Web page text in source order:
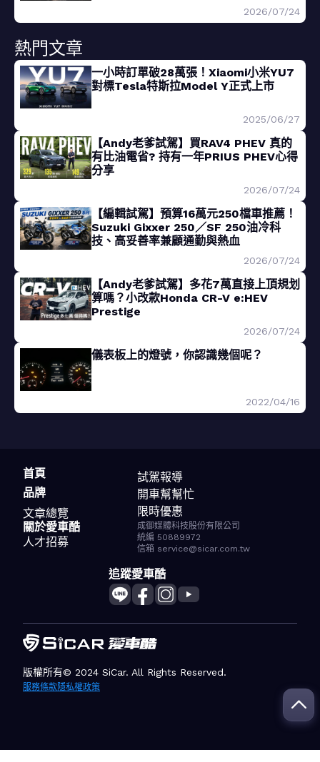
2026/07/24
熱門文章
一小時訂單破28萬張！Xiaomi小米YU7
對標Tesla特斯拉Model Y正式上市
2025/06/27
【Andy老爹試駕】買RAV4 PHEV 真的
有比油電省? 持有一年PRIUS PHEV心得
分享
2026/07/24
【編輯試駕】預算16萬元250檔車推薦！
Suzuki Gixxer 250／SF 250油冷科
技、高妥善率兼顧通勤與熱血
2026/07/24
【Andy老爹試駕】多花7萬直接上頂規划
算嗎？小改款Honda CR-V e:HEV
Prestige
2026/07/24
儀表板上的燈號，你認識幾個呢？
2022/04/16
首頁
品牌
文章總覽
試駕報導
開車幫幫忙
限時優惠
關於愛車酷
人才招募
成御媒體科技股份有限公司
統編 50889972
信箱 service@sicar.com.tw
追蹤愛車酷
版權所有© 2024 SiCar. All Rights Reserved.
服務條款隱私權政策